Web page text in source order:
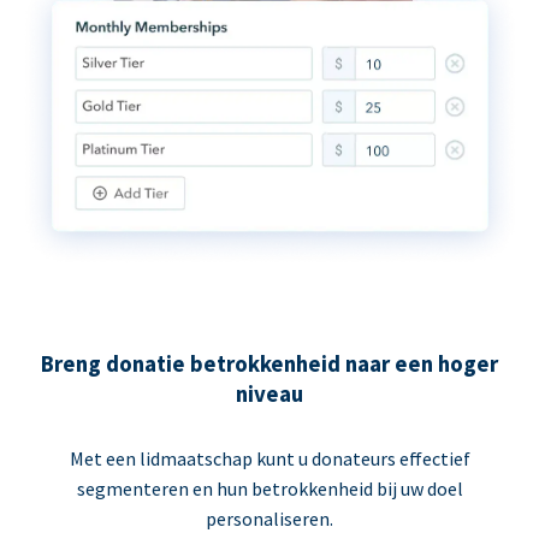
Breng donatie betrokkenheid naar een hoger
niveau
Met een lidmaatschap kunt u donateurs effectief
segmenteren en hun betrokkenheid bij uw doel
personaliseren.